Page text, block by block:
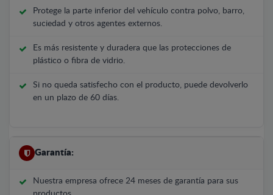
Protege la parte inferior del vehículo contra polvo, barro,
suciedad y otros agentes externos.
Es más resistente y duradera que las protecciones de
plástico o fibra de vidrio.
Si no queda satisfecho con el producto, puede devolverlo
en un plazo de 60 días.
Garantía:
Nuestra empresa ofrece 24 meses de garantía para sus